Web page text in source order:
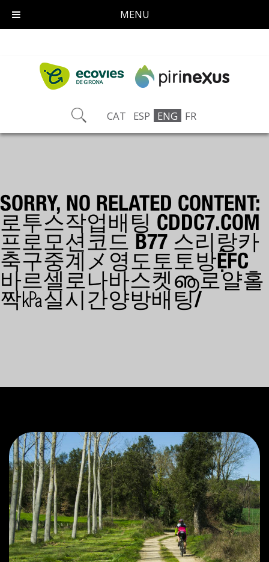
CAT ESP ENG FR
SORRY, NO RELATED CONTENT:
로투스작업배팅 CDDC7.COM
프로모션코드 B77 스리랑카
축구중계メ영도토토방ỆFC
바르셀로나바스켓ൡ로얄홀
짝㎪실시간양방배팅/
MENU